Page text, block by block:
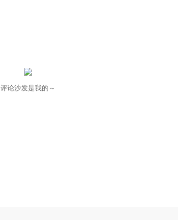
评论沙发是我的～